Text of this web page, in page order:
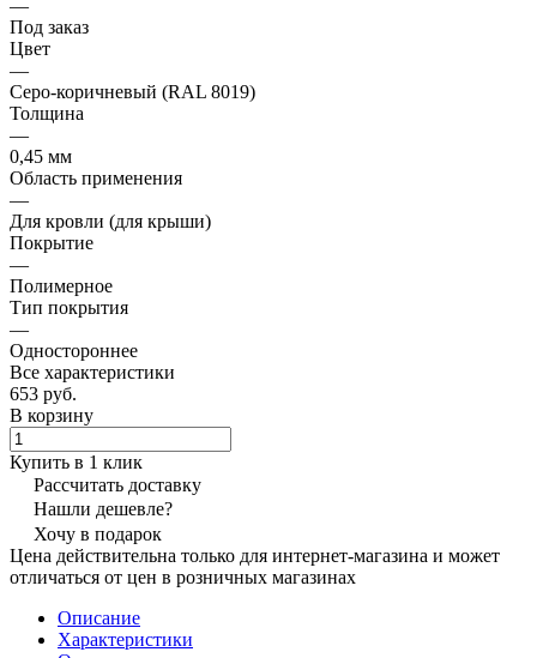
—
Под заказ
Цвет
—
Серо-коричневый (RAL 8019)
Толщина
—
0,45 мм
Область применения
—
Для кровли (для крыши)
Покрытие
—
Полимерное
Тип покрытия
—
Одностороннее
Все характеристики
653 руб.
В корзину
Купить в 1 клик
Рассчитать доставку
Нашли дешевле?
Хочу в подарок
Цена действительна только для интернет-магазина и может
отличаться от цен в розничных магазинах
Описание
Характеристики